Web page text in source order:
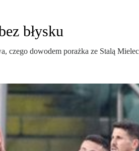
błysku
czego dowodem porażka ze Stalą